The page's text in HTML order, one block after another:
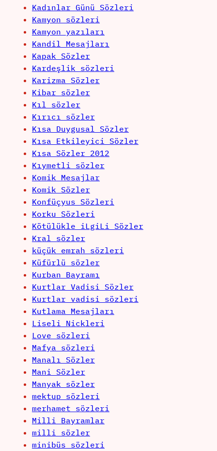
Kadınlar Günü Sözleri
Kamyon sözleri
Kamyon yazıları
Kandil Mesajları
Kapak Sözler
Kardeşlik sözleri
Karizma Sözler
Kibar sözler
Kıl sözler
Kırıcı sözler
Kısa Duygusal Sözler
Kısa Etkileyici Sözler
Kısa Sözler 2012
Kıymetli sözler
Komik Mesajlar
Komik Sözler
Konfüçyus Sözleri
Korku Sözleri
Kötülükle iLgiLi Sözler
Kral sözler
küçük emrah sözleri
Küfürlü sözler
Kurban Bayramı
Kurtlar Vadisi Sözler
Kurtlar vadisi sözleri
Kutlama Mesajları
Liseli Nickleri
Love sözleri
Mafya sözleri
Manalı Sözler
Mani Sözler
Manyak sözler
mektup sözleri
merhamet sözleri
Milli Bayramlar
milli sözler
minibüs sözleri